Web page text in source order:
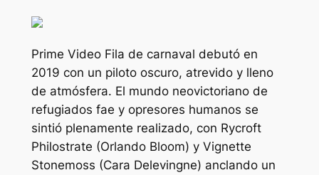
Prime Video Fila de carnaval debutó en
2019 con un piloto oscuro, atrevido y lleno
de atmósfera. El mundo neovictoriano de
refugiados fae y opresores humanos se
sintió plenamente realizado, con Rycroft
Philostrate (Orlando Bloom) y Vignette
Stonemoss (Cara Delevingne) anclando un